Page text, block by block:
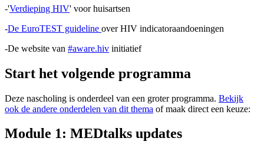
-'Verdieping HIV' voor huisartsen
-De EuroTEST guideline over HIV indicatoraandoeningen
-De website van #aware.hiv initiatief
Start het volgende programma
Deze nascholing is onderdeel van een groter programma. Bekijk
ook de andere onderdelen van dit thema of maak direct een keuze:
Module 1: MEDtalks updates